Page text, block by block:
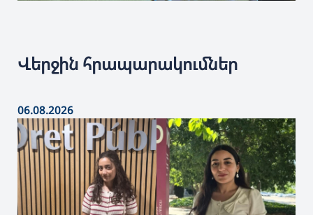
Վերջին հրապարակումներ
06.08.2026